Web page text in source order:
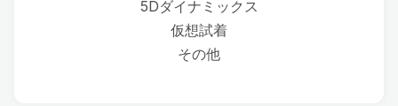
5Dダイナミックス
仮想試着
その他